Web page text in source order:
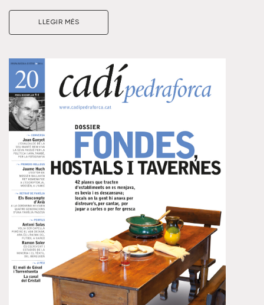
nuclis més aïllats. En el proper número volem parlar amb
aquesta gent per tal que ens expliquin què els va
empènyer a marxar, quins són els seus records, com els
identificarem aquells que s’han recuperat amb l’arribada
de nous habitants.
Visualitza un resum d’aquest número clicant a la portada
LLEGIR MÉS